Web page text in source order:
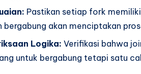
Pastikan setiap fork
bergabung akan menciptakan
Logika: Verifikasi bahwa
untuk bergabung tetapi satu